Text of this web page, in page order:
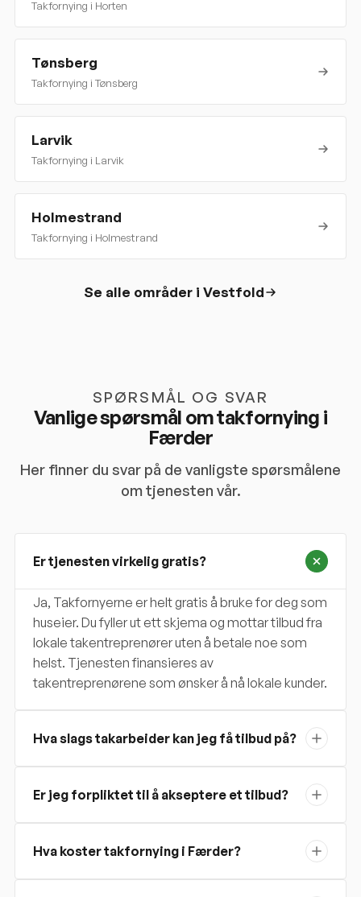
Takfornying i Horten
Tønsberg
Takfornying i Tønsberg
Larvik
Takfornying i Larvik
Holmestrand
Takfornying i Holmestrand
Se alle områder i Vestfold
SPØRSMÅL OG SVAR
Vanlige spørsmål om takfornying i
Færder
Her finner du svar på de vanligste spørsmålene
om tjenesten vår.
Er tjenesten virkelig gratis?
Ja, Takfornyerne er helt gratis å bruke for deg som
huseier. Du fyller ut ett skjema og mottar tilbud fra
lokale takentreprenører uten å betale noe som
helst. Tjenesten finansieres av
takentreprenørene som ønsker å nå lokale kunder.
Hva slags takarbeider kan jeg få tilbud på?
Er jeg forpliktet til å akseptere et tilbud?
Hva koster takfornying i Færder?